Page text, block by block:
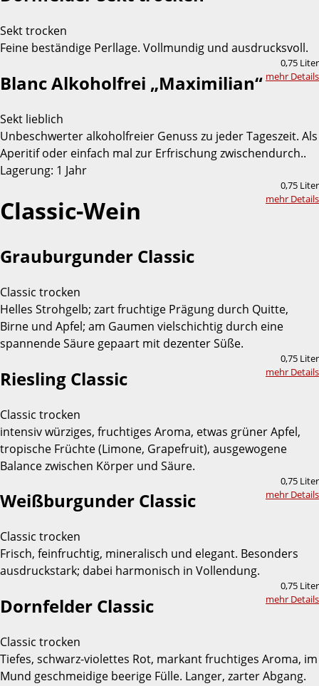
Sekt trocken
Feine beständige Perllage. Vollmundig und ausdrucksvoll.
0,75 Liter
mehr Details
Blanc Alkoholfrei „Maximilian“
Sekt lieblich
Unbeschwerter alkoholfreier Genuss zu jeder Tageszeit. Als
Aperitif oder einfach mal zur Erfrischung zwischendurch..
Lagerung: 1 Jahr
0,75 Liter
mehr Details
Classic-Wein
Grauburgunder Classic
Classic trocken
Helles Strohgelb; zart fruchtige Prägung durch Quitte,
Birne und Apfel; am Gaumen vielschichtig durch eine
spannende Säure gepaart mit dezenter Süße.
0,75 Liter
mehr Details
Riesling Classic
Classic trocken
intensiv würziges, fruchtiges Aroma, etwas grüner Apfel,
tropische Früchte (Limone, Grapefruit), ausgewogene
Balance zwischen Körper und Säure.
0,75 Liter
mehr Details
Weißburgunder Classic
Classic trocken
Frisch, feinfruchtig, mineralisch und elegant. Besonders
ausdruckstark; dabei harmonisch in Vollendung.
0,75 Liter
mehr Details
Dornfelder Classic
Classic trocken
Tiefes, schwarz-violettes Rot, markant fruchtiges Aroma, im
Mund geschmeidige beerige Fülle. Langer, zarter Abgang.